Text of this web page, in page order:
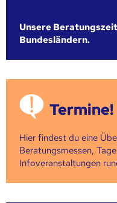
Unsere
Bundesländern.
Termine!
Hier findest du eine
Beratungsmessen,
Infoveranstaltungen